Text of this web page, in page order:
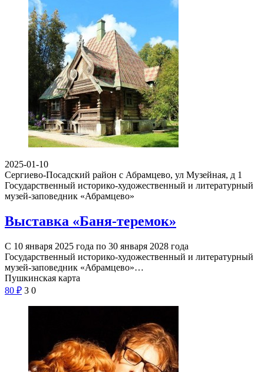
2025-01-10
Сергиево-Посадский район с Абрамцево, ул Музейная, д 1
Государственный историко-художественный и литературный
музей-заповедник «Абрамцево»
Выставка «Баня-теремок»
С 10 января 2025 года по 30 января 2028 года
Государственный историко-художественный и литературный
музей-заповедник «Абрамцево»…
Пушкинская карта
80 ₽ 3 0